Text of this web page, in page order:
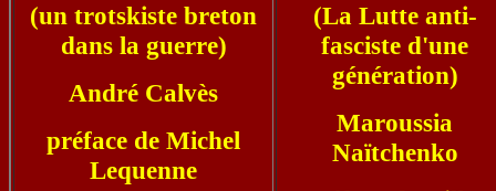
(un trotskiste breton
dans la guerre)
André Calvès
préface de Michel
Lequenne
(La Lutte anti-
fasciste d'une
génération)
Maroussia
Naïtchenko